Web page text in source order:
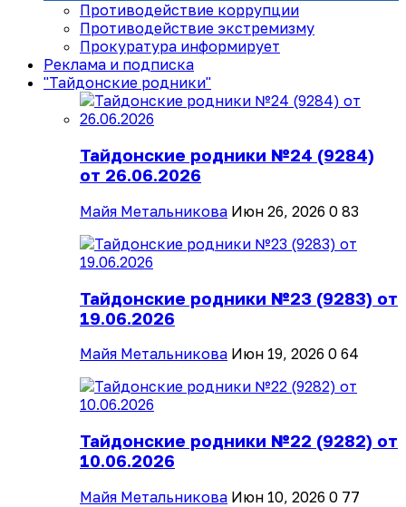
Противодействие коррупции
Противодействие экстремизму
Прокуратура информирует
Реклама и подписка
"Тайдонские родники"
Тайдонские родники №24 (9284)
от 26.06.2026
Майя Метальникова Июн 26, 2026 0 83
Тайдонские родники №23 (9283) от
19.06.2026
Майя Метальникова Июн 19, 2026 0 64
Тайдонские родники №22 (9282) от
10.06.2026
Майя Метальникова Июн 10, 2026 0 77